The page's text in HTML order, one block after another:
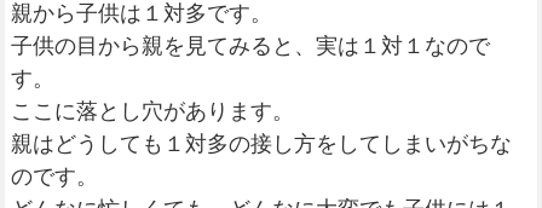
親から子供は１対多です。
子供の目から親を見てみると、実は１対１なので
す。
ここに落とし穴があります。
親はどうしても１対多の接し方をしてしまいがちな
のです。